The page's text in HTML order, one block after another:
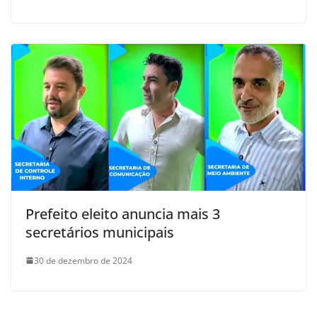
Prefeito eleito anuncia mais 3
secretários municipais
30 de dezembro de 2024